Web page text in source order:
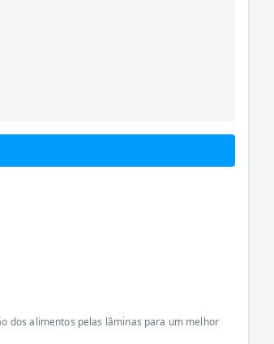
dos alimentos pelas lâminas para um melhor